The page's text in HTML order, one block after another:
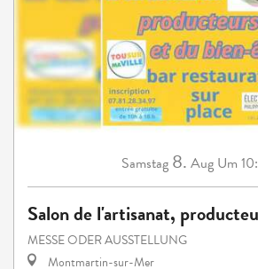
Samstag 8. Aug Um
Salon de l'artisanat,
MESSE ODER AUSSTELLUNG
Montmartin-sur-Mer